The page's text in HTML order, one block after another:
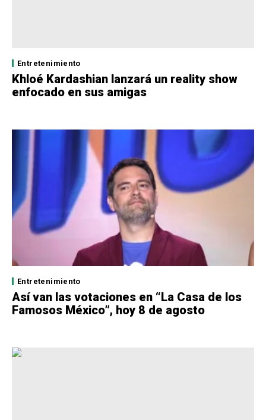
Entretenimiento
Khloé Kardashian lanzará un reality show
enfocado en sus amigas
Entretenimiento
Así van las votaciones en “La Casa de los
Famosos México”, hoy 8 de agosto